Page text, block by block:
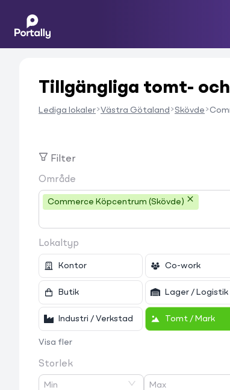
Tillgängliga tomt-
Lediga lokaler Västra Götaland Skövde
Filter
Område
Commerce Köpcentrum (Skövde)
Lokaltyp
Kontor Co-work
Butik Lager / Logistik
Industri / Verkstad Tomt / Mark
Visa fler
Storlek
Min Max